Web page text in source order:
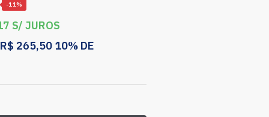
S/ JUROS
R$ 265,50 10% DE
-11%